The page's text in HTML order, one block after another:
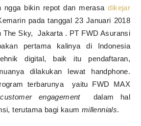
ngga bikin repot dan merasadikejar
pada tanggal 23 Januari 2018
The Sky, Jakarta . PT FWD Asuransi
pertama kalinya di Indonesia
digital, baik itu pendaftaran,
dilakukan lewat handphone.
terbarunya yaitu FWD MAX
customer engagement
dalam hal
terutama bagi kaum millennials.